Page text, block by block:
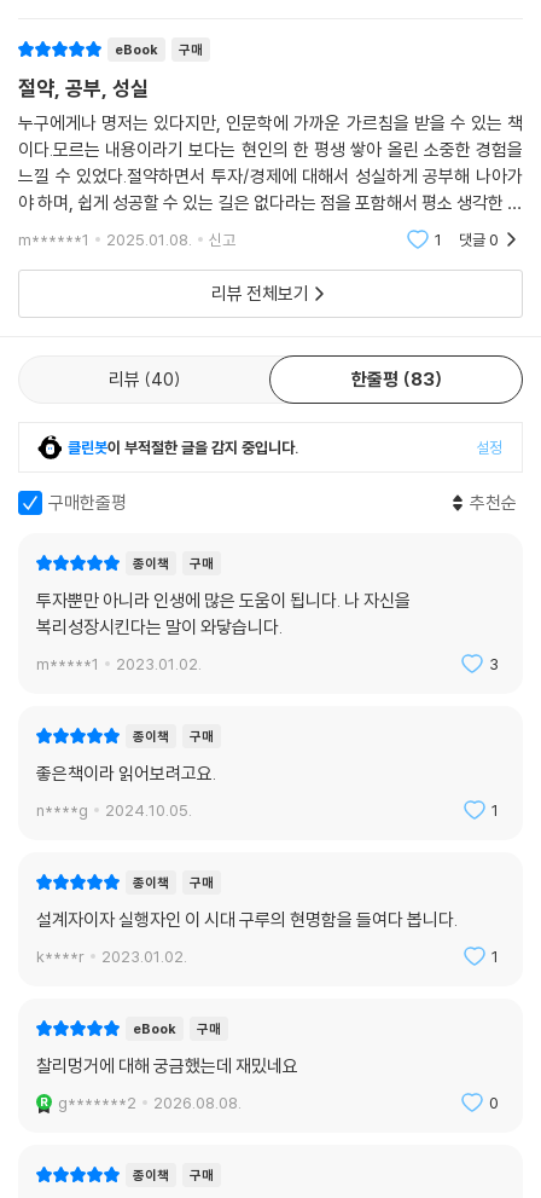
다양한 학문의 중요한 모형에 집중하고 융합해 이를 일상적으로 사용함으
로써 객관적인 사고에 이르는 격자틀 인식 모형이 2장에 자세히 나온다. 멍
거는 격자틀 인식 모형 안에 큰돈이 들어 있다며 자신의 경험이 이를 증명
할 수 있다고 덧붙였다.
‘오판의 심리학’으로 투자의 유리한 고지에 서라
멍거는 자타공인 ‘오판의 심리학’ 전문가다. 오판의 심리학이란 자신의 오
류를 점검하고 타인의 사고 체계의 오류를 파악함으로써 터무니없는 실수
를 방지하고, 투자에서 더욱 유리한 고지에 서게 하는 멍거의 투자 철학이
1995년 6월 하버드대 연설에서 멍거는 “오판의 문제점을 제대로 이해하
를 했고 오판에 대처할 수 있는 시스템을 개발했다고 밝혔다. 멍거는 오판
향, 조건 반사 편향, 상호성 편향, 롤라팔루자 효과’ 등 22항목으로 정리해
4장 ‘멍거의 연설’에 실었다. ‘오판의 심리학’은 자신도 모르게 심리가 조작
될 수 있음을 인지하게 함으로써 어리석은 투자 결정을 막는 실질적인 수
단이 될 것이다.
“어떻게 불행을 보장할 것인가(How to Guarantee Misery).” 멍거가
하버드 웨스트레이크스쿨 졸업식(1986. 6. 13)에서 했던 연설 제목이다.
것’ 등 불행해지는 법을 말하며 이 셋을 거꾸로 하면 행복한 인생을 살 수
있다고 했다. 이는 멍거의 핵심 사고법 중 하나인 ‘뒤집어서 생각하는’ 사고
의 이륙을 지원하는 일을 맡았던 멍거는 ‘많은 조종사를 쉽게 죽이는 방
법’을 생각했다고 한다. 답은 착빙과 연료 부족이었고 멍거는 그런 일이 발
생하지 않도록 심혈을 기울인 끝에 기상 전문가가 되었다. 만일 인도를 발
전시키는 일을 맡았다면 ‘내가 어떻게 해야 인도에 피해가 갈까?’를 생각하
조언한다.
eBook 구매
절약, 공부, 성실
누구에게나 명저는 있다지만, 인문학에 가까운 가르침을 받을 수 있는 책
이다.모르는 내용이라기 보다는 현인의 한 평생 쌓아 올린 소중한 경험을
느낄 수 있었다.절약하면서 투자/경제에 대해서 성실하게 공부해 나아가
야 하며, 쉽게 성공할 수 있는 길은 없다라는 점을 포함해서 평소 생각한 것
에서 크게 다르지 않다고 느꼈지만, 무엇보다 실행이 가능한가?에 대한 의
m******1 2025.01.08. 신고 1 댓글0
리뷰 전체보기
리뷰 40 한줄평 83
클린봇이 부적절한 글을 감지 중입니다. 설정
구매한줄평 추천순
종이책 구매
투자뿐만 아니라 인생에 많은 도움이 됩니다. 나 자신을
복리성장시킨다는 말이 와닿습니다.
m*****1 2023.01.02. 3
종이책 구매
좋은책이라 읽어보려고요.
n****g 2024.10.05. 1
종이책 구매
설계자이자 실행자인 이 시대 구루의 현명함을 들여다 봅니다.
k****r 2023.01.02. 1
eBook 구매
찰리멍거에 대해 궁금했는데 재밌네요
g*******2 2026.08.08. 0
종이책 구매